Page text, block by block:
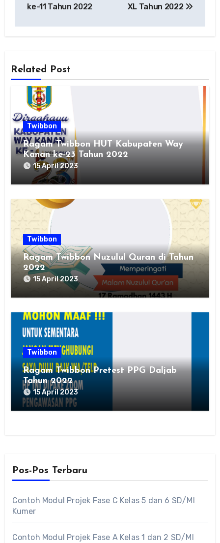
ke-11 Tahun 2022 XL Tahun 2022
Related Post
Twibbon
Ragam Twibbon HUT Kabupaten Way
Kanan ke-23 Tahun 2022
15 April 2023
Twibbon
Ragam Twibbon Nuzulul Quran di Tahun
2022
15 April 2023
Twibbon
Ragam Twibbon Pretest PPG Daljab
Tahun 2022
15 April 2023
Pos-Pos Terbaru
Contoh Modul Projek Fase C Kelas 5 dan 6 SD/MI
Kumer
Contoh Modul Projek Fase A Kelas 1 dan 2 SD/MI